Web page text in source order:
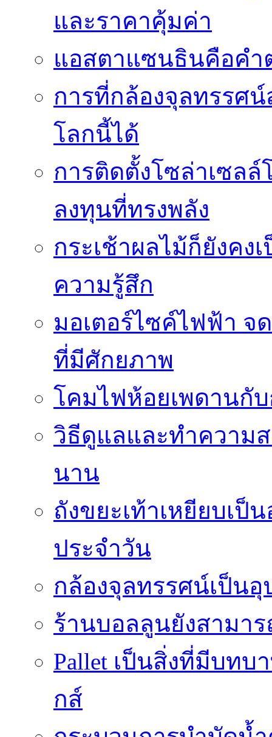
และราคาคุ้มค่า
แอสตาแซนธินคือค
การที่กล้องจุลทรรศ
โลกนี้ได้
การติดตั้งโซล่าเซลล์
ลงทุนที่ทรงพลัง
กระเช้าผลไม้ก็ยังคง
ความรู้สึก
มอเตอร์ไซค์ไฟฟ้า จ
ที่มีศักยภาพ
โคมไฟห้อยเพดานกั
วิธีดูแลและทำความ
นาน
ถังขยะเท้าเหยียบเ
ประจำวัน
กล้องจุลทรรศน์เป็น
ร้านบอลลูนยังสามาร
Pallet เป็นสิ่งที่มีบท
กส์